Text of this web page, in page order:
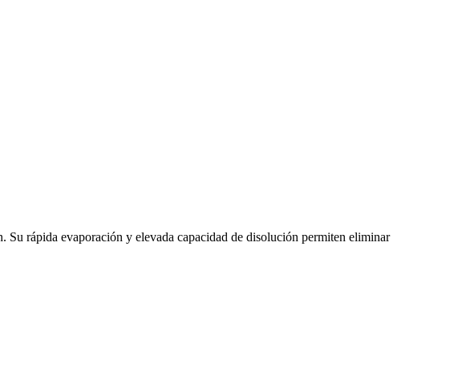
Su rápida evaporación y elevada capacidad de disolución permiten eliminar